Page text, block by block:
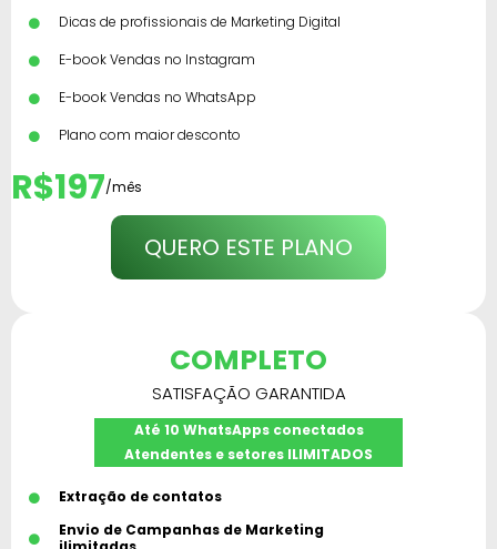
Dicas de profissionais de Marketing Digital
E-book Vendas no Instagram
E-book Vendas no WhatsApp
Plano com maior desconto
QUERO ESTE PLANO
R$197/mês
COMPLETO
SATISFAÇÃO GARANTIDA
Até 10 WhatsApps conectados
Atendentes e setores ILIMITADOS
Extração de contatos
Envio de Campanhas de Marketing